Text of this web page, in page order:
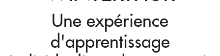
Une expérience
d'apprentissage